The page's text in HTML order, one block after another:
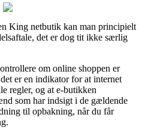
King netbutik kan man principielt
det er dog tit ikke særlig
om online shoppen er
er en indikator for at internet
regler, og at e-butikken
som har indsigt i de gældende
til opbakning, når du får